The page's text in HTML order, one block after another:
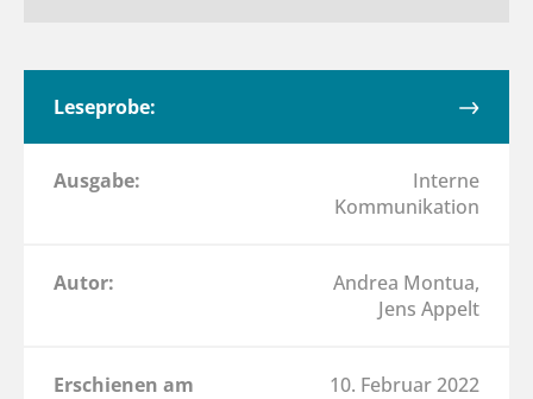
Leseprobe:
Ausgabe:
Interne
Kommunikation
Autor:
Andrea Montua,
Jens Appelt
Erschienen am 10. Februar 2022